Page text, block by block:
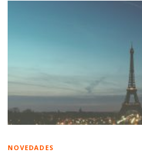
NOVEDADES